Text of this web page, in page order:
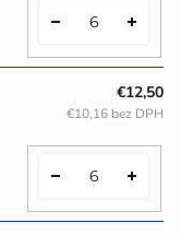
€12,50
€10,16 bez DPH